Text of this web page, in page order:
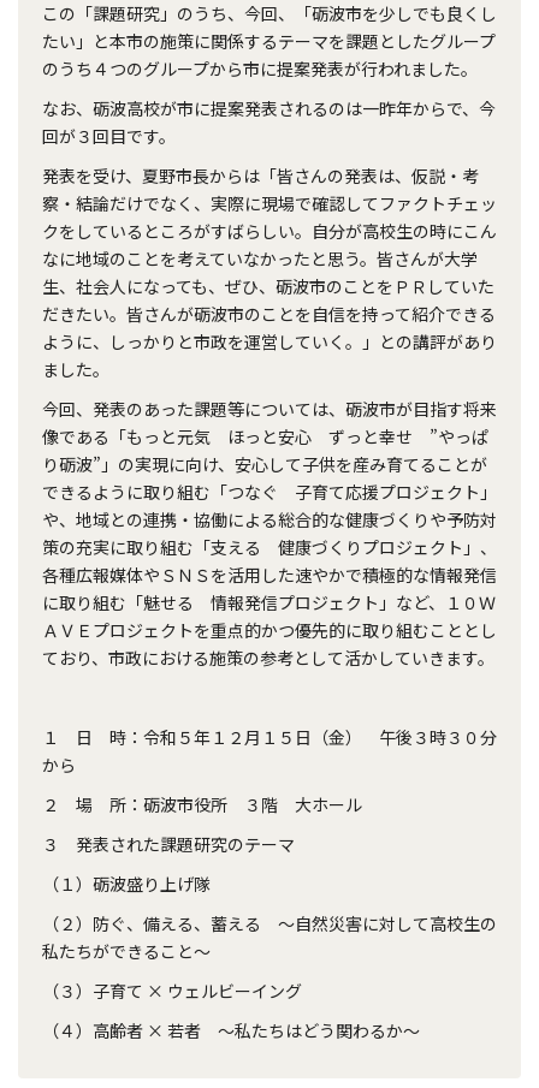
この「課題研究」のうち、今回、「砺波市を少しでも良くし
たい」と本市の施策に関係するテーマを課題としたグループ
のうち４つのグループから市に提案発表が行われました。
なお、砺波高校が市に提案発表されるのは一昨年からで、今
回が３回目です。
発表を受け、夏野市長からは「皆さんの発表は、仮説・考
察・結論だけでなく、実際に現場で確認してファクトチェッ
クをしているところがすばらしい。自分が高校生の時にこん
なに地域のことを考えていなかったと思う。皆さんが大学
生、社会人になっても、ぜひ、砺波市のことをＰＲしていた
だきたい。皆さんが砺波市のことを自信を持って紹介できる
ように、しっかりと市政を運営していく。」との講評があり
ました。
今回、発表のあった課題等については、砺波市が目指す将来
像である「もっと元気 ほっと安心 ずっと幸せ ”やっぱ
り砺波”」の実現に向け、安心して子供を産み育てることが
できるように取り組む「つなぐ 子育て応援プロジェクト」
や、地域との連携・協働による総合的な健康づくりや予防対
策の充実に取り組む「支える 健康づくりプロジェクト」、
各種広報媒体やＳＮＳを活用した速やかで積極的な情報発信
に取り組む「魅せる 情報発信プロジェクト」など、１０Ｗ
ＡＶＥプロジェクトを重点的かつ優先的に取り組むこととし
ており、市政における施策の参考として活かしていきます。
１ 日 時：令和５年１２月１５日（金） 午後３時３０分
から
２ 場 所：砺波市役所 ３階 大ホール
３ 発表された課題研究のテーマ
（１）砺波盛り上げ隊
（２）防ぐ、備える、蓄える ～自然災害に対して高校生の
私たちができること～
（３）子育て × ウェルビーイング
（４）高齢者 × 若者 ～私たちはどう関わるか～